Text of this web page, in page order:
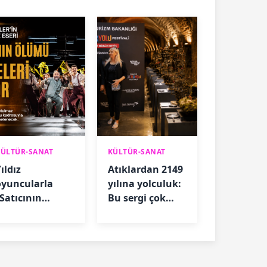
SANAT KÜLTÜR-SANAT
Atıklardan 2149
yılına yolculuk:
Bu sergi çok